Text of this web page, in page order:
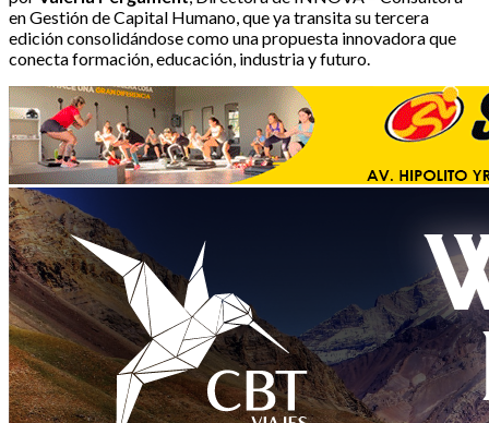
en Gestión de Capital Humano, que ya transita su tercera
edición consolidándose como una propuesta innovadora que
conecta formación, educación, industria y futuro.